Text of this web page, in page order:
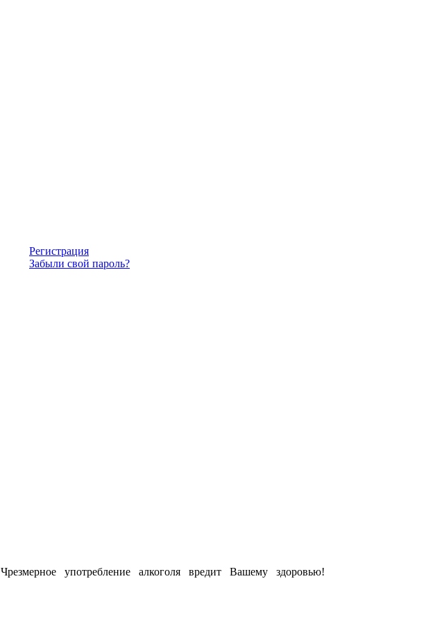
Регистрация
Забыли свой пароль?
Чрезмерное употребление алкоголя вредит Вашему здоровью!